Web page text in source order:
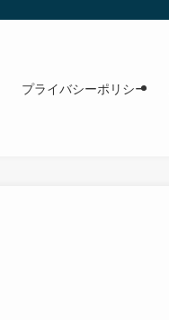
プライバシーポリシー